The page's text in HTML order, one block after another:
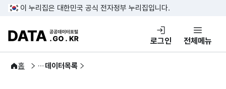
콘텐츠 바로가기
푸터 바로가기
이 누리집은 대한민국 공식 전자정부 누리집입니다.
DATA.GO.KR 공공데이터포털
로그인 전체메뉴
홈
공공데이터 데이터목록